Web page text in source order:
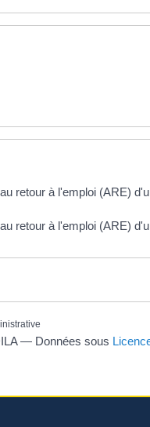
retour à l'emploi (ARE)
retour à l'emploi (ARE)
— Données sous